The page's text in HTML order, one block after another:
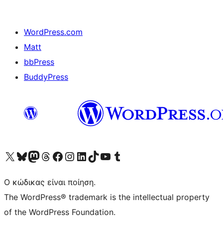
WordPress.com
Matt
bbPress
BuddyPress
Visit our X (formerly Twitter) account
Visit our Bluesky account
Επισκεφθείτε τον λογαριασμό μας στο Mastodon
Visit our Threads account
Επισκεφτείτε τη σελίδα μας στο Facebook
Επισκεφθείτε τον λογαριασμό μας Instagram
Επισκεφθείτε τον λογαριασμό μας LinkedIn
Visit our TikTok account
Visit our YouTube channel
Visit our Tumblr account
Ο κώδικας είναι ποίηση.
The WordPress® trademark is the intellectual property
of the WordPress Foundation.